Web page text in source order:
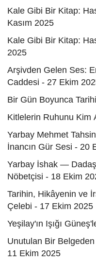
Kasım 2025
Kale Gibi Bir Kitap:
Kasım 2025
Kale Gibi Bir Kitap:
2025
Arşivden Gelen Ses:
Caddesi - 27 Ekim
Bir Gün Boyunca
Kitlelerin Ruhunu Kim
Yarbay Mehmet
İnancın Gür Sesi - 20
Yarbay İshak —
Nöbetçisi - 18 Ekim
Tarihin, Hikâyenin ve
Çelebi - 17 Ekim 2025
Yeşilay'ın Işığı
Unutulan Bir
11 Ekim 2025